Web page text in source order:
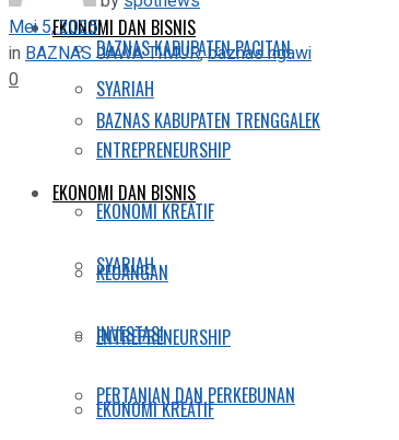
EKONOMI DAN BISNIS
SYARIAH
ENTREPRENEURSHIP
EKONOMI KREATIF
KEUANGAN
INVESTASI
PERTANIAN DAN PERKEBUNAN
BAZNAS KABUPATEN PACITAN
BAZNAS KABUPATEN TRENGGALEK
EKONOMI DAN BISNIS
SYARIAH
ENTREPRENEURSHIP
EKONOMI KREATIF
Mei 5, 2025
in BAZNAS JAWA TIMUR,baznas ngawi
0